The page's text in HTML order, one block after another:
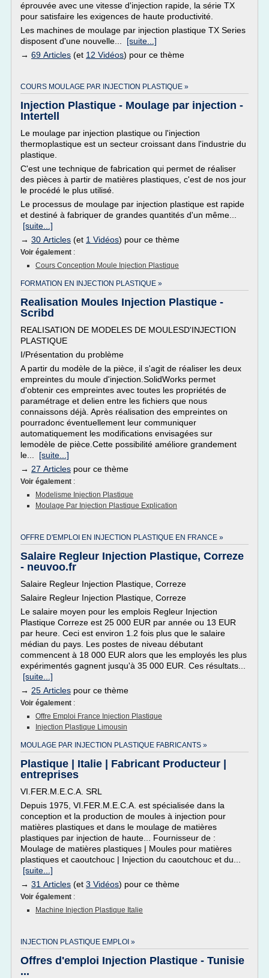
éprouvée avec une vitesse d'injection rapide, la série TX
pour satisfaire les exigences de haute productivité.
Les machines de moulage par injection plastique TX Series
disposent d'une nouvelle... [suite...]
→ 69 Articles (et 12 Vidéos) pour ce thème
COURS MOULAGE PAR INJECTION PLASTIQUE »
Injection Plastique - Moulage par injection -
Intertell
Le moulage par injection plastique ou l'injection
thermoplastique est un secteur croissant dans l'industrie du
plastique.
C'est une technique de fabrication qui permet de réaliser
des pièces à partir de matières plastiques, c'est de nos jour
le procédé le plus utilisé.
Le processus de moulage par injection plastique est rapide
et destiné à fabriquer de grandes quantités d'un même...
[suite...]
→ 30 Articles (et 1 Vidéos) pour ce thème
Voir également :
Cours Conception Moule Injection Plastique
FORMATION EN INJECTION PLASTIQUE »
Realisation Moules Injection Plastique -
Scribd
REALISATION DE MODELES DE MOULESD'INJECTION
PLASTIQUE
I/Présentation du problème
A partir du modèle de la pièce, il s'agit de réaliser les deux
empreintes du moule d'injection.SolidWorks permet
d'obtenir ces empreintes avec toutes les propriétés de
paramétrage et delien entre les fichiers que nous
connaissons déjà. Après réalisation des empreintes on
pourradonc éventuellement leur communiquer
automatiquement les modifications envisagées sur
lemodèle de pièce.Cette possibilité améliore grandement
le... [suite...]
→ 27 Articles pour ce thème
Voir également :
Modelisme Injection Plastique
Moulage Par Injection Plastique Explication
OFFRE D'EMPLOI EN INJECTION PLASTIQUE EN FRANCE »
Salaire Regleur Injection Plastique, Correze
- neuvoo.fr
Salaire Regleur Injection Plastique, Correze
Salaire Regleur Injection Plastique, Correze
Le salaire moyen pour les emplois Regleur Injection
Plastique Correze est 25 000 EUR par année ou 13 EUR
par heure. Ceci est environ 1.2 fois plus que le salaire
médian du pays. Les postes de niveau débutant
commencent à 18 000 EUR alors que les employés les plus
expérimentés gagnent jusqu'à 35 000 EUR. Ces résultats...
[suite...]
→ 25 Articles pour ce thème
Voir également :
Offre Emploi France Injection Plastique
Injection Plastique Limousin
MOULAGE PAR INJECTION PLASTIQUE FABRICANTS »
Plastique | Italie | Fabricant Producteur |
entreprises
VI.FER.M.E.C.A. SRL
Depuis 1975, VI.FER.M.E.C.A. est spécialisée dans la
conception et la production de moules à injection pour
matières plastiques et dans le moulage de matières
plastiques par injection de haute... Fournisseur de :
Moulage de matières plastiques | Moules pour matières
plastiques et caoutchouc | Injection du caoutchouc et du...
[suite...]
→ 31 Articles (et 3 Vidéos) pour ce thème
Voir également :
Machine Injection Plastique Italie
INJECTION PLASTIQUE EMPLOI »
Offres d'emploi Injection Plastique - Tunisie
...